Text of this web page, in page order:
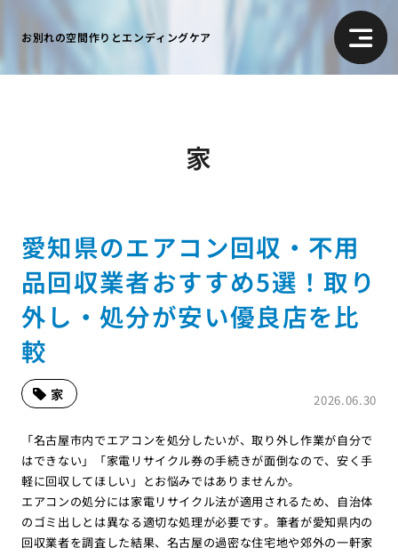
お別れの空間作りとエンディングケア
家
愛知県のエアコン回収・不用
品回収業者おすすめ5選！取り
外し・処分が安い優良店を比
較
2026.06.30
家
「名古屋市内でエアコンを処分したいが、取り外し作業が自分で
はできない」「家電リサイクル券の手続きが面倒なので、安く手
軽に回収してほしい」とお悩みではありませんか。
エアコンの処分には家電リサイクル法が適用されるため、自治体
のゴミ出しとは異なる適切な処理が必要です。筆者が愛知県内の
回収業者を調査した結果、名古屋の過密な住宅地や郊外の一軒家